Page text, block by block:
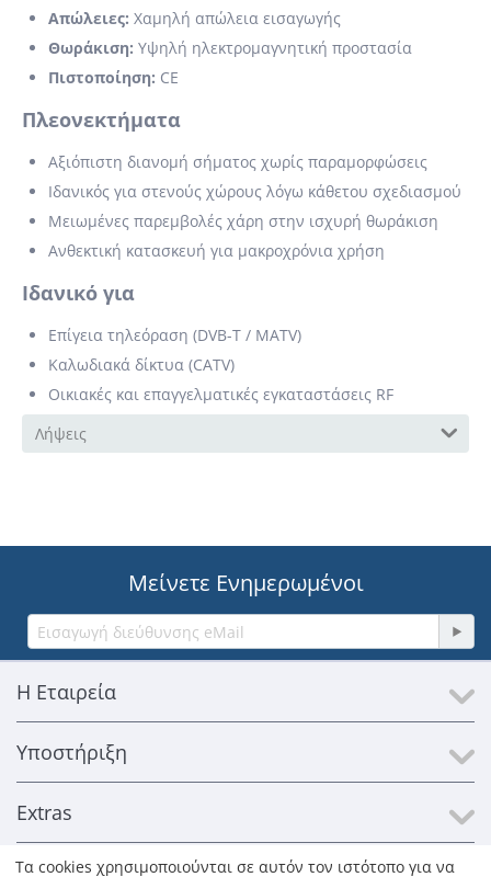
Απώλειες: Χαμηλή απώλεια εισαγωγής
Θωράκιση: Υψηλή ηλεκτρομαγνητική προστασία
Πιστοποίηση: CE
Πλεονεκτήματα
Αξιόπιστη διανομή σήματος χωρίς παραμορφώσεις
Ιδανικός για στενούς χώρους λόγω κάθετου σχεδιασμού
Μειωμένες παρεμβολές χάρη στην ισχυρή θωράκιση
Ανθεκτική κατασκευή για μακροχρόνια χρήση
Ιδανικό για
Επίγεια τηλεόραση (DVB-T / MATV)
Καλωδιακά δίκτυα (CATV)
Οικιακές και επαγγελματικές εγκαταστάσεις RF
Λήψεις
Μείνετε Ενημερωμένοι
Η Εταιρεία
Υποστήριξη
Extras
Τα cookies χρησιμοποιούνται σε αυτόν τον ιστότοπο για να